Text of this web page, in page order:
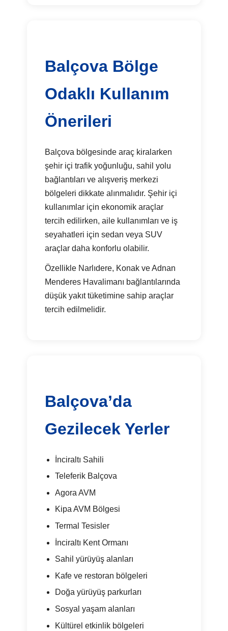
Balçova Bölge
Odaklı Kullanım
Önerileri
Balçova bölgesinde araç kiralarken
şehir içi trafik yoğunluğu, sahil yolu
bağlantıları ve alışveriş merkezi
bölgeleri dikkate alınmalıdır. Şehir içi
kullanımlar için ekonomik araçlar
tercih edilirken, aile kullanımları ve iş
seyahatleri için sedan veya SUV
araçlar daha konforlu olabilir.
Özellikle Narlıdere, Konak ve Adnan
Menderes Havalimanı bağlantılarında
düşük yakıt tüketimine sahip araçlar
tercih edilmelidir.
Balçova’da
Gezilecek Yerler
İnciraltı Sahili
Teleferik Balçova
Agora AVM
Kipa AVM Bölgesi
Termal Tesisler
İnciraltı Kent Ormanı
Sahil yürüyüş alanları
Kafe ve restoran bölgeleri
Doğa yürüyüş parkurları
Sosyal yaşam alanları
Kültürel etkinlik bölgeleri